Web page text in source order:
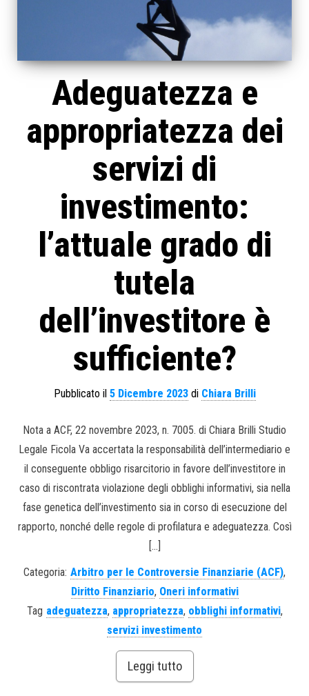
Adeguatezza e
appropriatezza dei
servizi di
investimento:
l’attuale grado di
tutela
dell’investitore è
sufficiente?
Pubblicato il 5 Dicembre 2023di Chiara Brilli
Nota a ACF, 22 novembre 2023, n. 7005. di Chiara Brilli Studio
Legale Ficola Va accertata la responsabilità dell’intermediario e
il conseguente obbligo risarcitorio in favore dell’investitore in
caso di riscontrata violazione degli obblighi informativi, sia nella
fase genetica dell’investimento sia in corso di esecuzione del
rapporto, nonché delle regole di profilatura e adeguatezza. Così
[…]
Categoria: Arbitro per le Controversie Finanziarie (ACF),
Diritto Finanziario, Oneri informativi
Tag adeguatezza, appropriatezza, obblighi informativi,
servizi investimento
Leggi tutto